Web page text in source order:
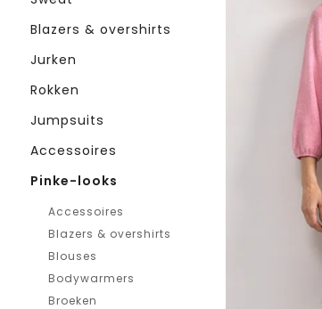
Blazers & overshirts
Jurken
Rokken
Jumpsuits
Accessoires
Pinke-looks
Accessoires
Blazers & overshirts
Blouses
Bodywarmers
Broeken